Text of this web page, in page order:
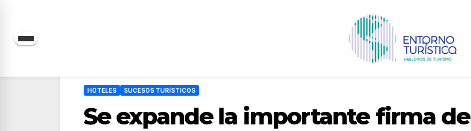
Saltar
HOTELES SUCESOS TURÍSTICOS
Se expande la importante firma de